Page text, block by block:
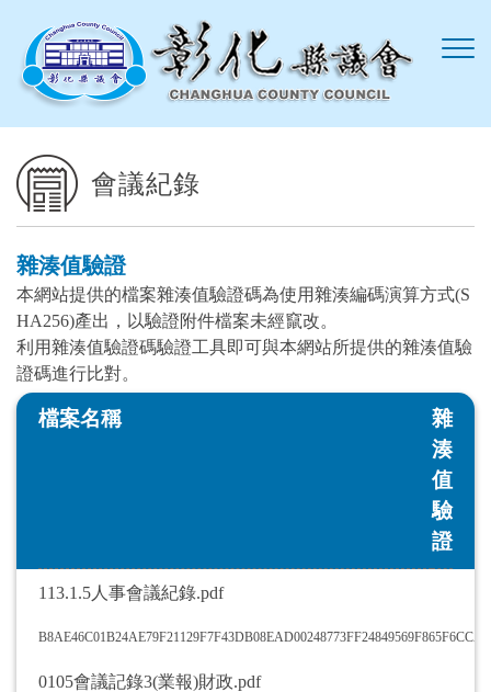
會議紀錄
雜湊值驗證
本網站提供的檔案雜湊值驗證碼為使用雜湊編碼演算方式(S
HA256)產出，以驗證附件檔案未經竄改。
利用雜湊值驗證碼驗證工具即可與本網站所提供的雜湊值驗
證碼進行比對。
檔案名稱
雜
湊
值
驗
證
113.1.5人事會議紀錄.pdf
0105會議記錄3(業報)財政.pdf